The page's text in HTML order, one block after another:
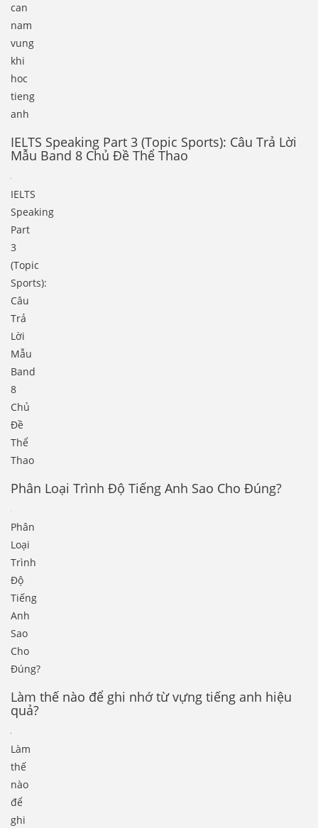
can
nam
vung
khi
hoc
tieng
anh
IELTS Speaking Part 3 (Topic Sports): Câu Trả Lời
Mẫu Band 8 Chủ Đề Thể Thao
IELTS
Speaking
Part
3
(Topic
Sports):
Câu
Trả
Lời
Mẫu
Band
8
Chủ
Đề
Thể
Thao
Phân Loại Trình Độ Tiếng Anh Sao Cho Đúng?
Phân
Loại
Trình
Độ
Tiếng
Anh
Sao
Cho
Đúng?
Làm thế nào để ghi nhớ từ vựng tiếng anh hiệu
quả?
Làm
thế
nào
để
ghi